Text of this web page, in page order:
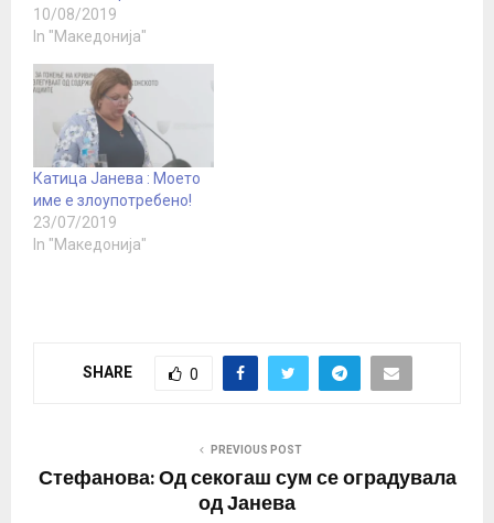
10/08/2019
In "Македонија"
Катица Јанева : Моето
име е злоупотребено!
23/07/2019
In "Македонија"
SHARE 0
PREVIOUS POST
Стефанова: Од секогаш сум се оградувала
од Јанева